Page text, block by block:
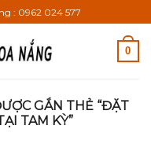
: 0962 024 577
0
GẮN THẺ “ĐẶT
TAM KỲ”